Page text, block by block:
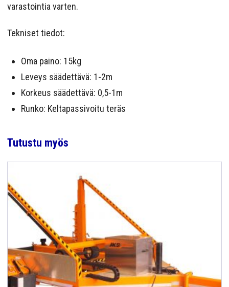
varastointia varten.
Tekniset tiedot:
Oma paino: 15kg
Leveys säädettävä: 1-2m
Korkeus säädettävä: 0,5-1m
Runko: Keltapassivoitu teräs
Tutustu myös